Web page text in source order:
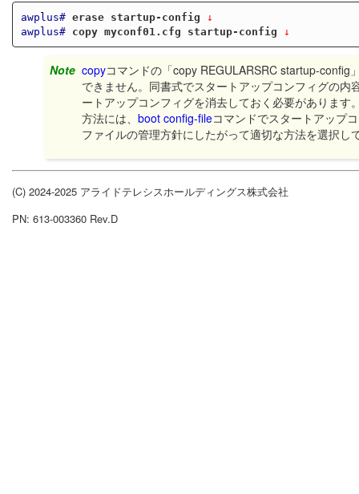
awplus# erase startup-config ↓
awplus#
copy myconf01.cfg startup-config ↓
Note copyコマンドの「copy REGULARSRC startup-config
できません。同書式でスタートアップコンフィグの内
ートアップコンフィグを消去しておく必要がありま
方法には、boot config-fileコマンドでスタートアップ
ファイルの管理方針にしたがって適切な方法を選択し
(C) 2024-2025 アライドテレシスホールディングス株式会社
PN: 613-003360 Rev.D